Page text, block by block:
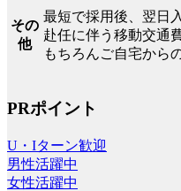
その
他
最短で採用後、翌日
赴任に伴う移動交通
もちろんご自宅から
PRポイント
U・Iターン歓迎
男性活躍中
女性活躍中